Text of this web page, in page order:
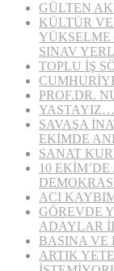
GÜLTEN
KÜLTÜR
SINAV
TOPLU İŞ
PROF.DR.
YASTAYIZ…
SAVAŞA
EKİMDE
SANAT
10
ACI
GÖREVDE
ADAYLAR
BASINA VE
ARTIK